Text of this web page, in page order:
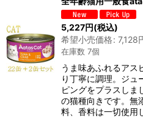
5,227円(税込)
希望小売価格: 7,128
在庫数 7個
うま味あふれるアス
り丁寧に調理。ジュ
ピングをプラスし
の猫種向きです。無
料、香料は一切使用